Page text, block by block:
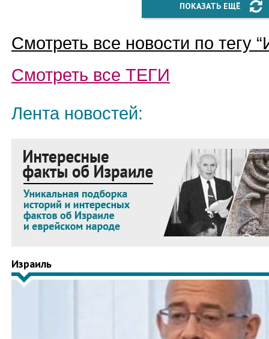
ПОКАЗАТЬ ЕЩЁ
Смотреть все новости по тегу “
Смотреть все ТЕГИ
Лента новостей:
Израиль